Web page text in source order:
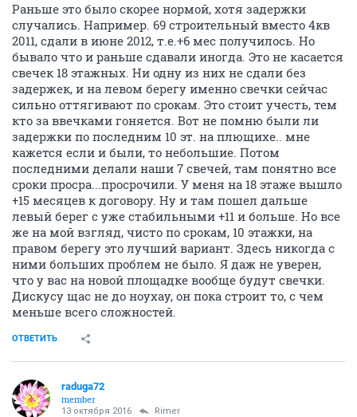
Раньше это было скорее нормой, хотя задержки
случались. Например. 69 строительный вместо 4кв
2011, сдали в июне 2012, т.е.+6 мес получилось. Но
бывало что и раньше сдавали иногда. Это не касается
свечек 18 этажных. Ни одну из них не сдали без
задержек, и на левом берегу именно свечки сейчас
сильно оттягивают по срокам. Это стоит учесть, тем
кто за ввечками гоняется. Вот не помню были ли
задержки по последним 10 эт. на плющихе.. мне
кажется если и были, то небольшие. Потом
последними делали наши 7 свечей, там понятно все
сроки просра...просрочили. У меня на 18 этаже вышло
+15 месяцев к договору. Ну и там пошел дальше
левый берег с уже стабильными +11 и больше. Но все
же на мой взгляд, чисто по срокам, 10 этажки, на
правом берегу это лучший вариант. Здесь никогда с
ними больших проблем не было. Я даж не уверен,
что у вас на новой площадке вообще будут свечки.
Дискусу щас не до ноухау, он пока строит то, с чем
меньше всего сложностей.
ОТВЕТИТЬ
raduga72
member
13 октября 2016 Rimer